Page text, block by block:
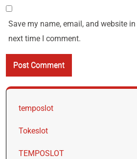
Save my name, email, and website
next time I comment.
temposlot
Tokeslot
TEMPOSLOT